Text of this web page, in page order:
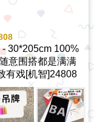
30*205cm 100%
意围搭都是满满
有戏[机智]24808